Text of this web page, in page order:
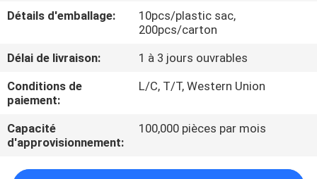
DE
QUALITÉ
CONTACTEZ-
NOUS
Détails d'emballage:
10pcs/plastic sac,
200pcs/carton
Délai de livraison:
1 à 3 jours ouvrables
Conditions de
paiement:
L/C, T/T, Western Union
Capacité
d'approvisionnement:
100,000 pièces par mois